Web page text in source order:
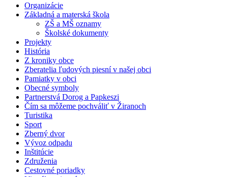
Organizácie
Základná a materská škola
ZŠ a MŠ oznamy
Školské dokumenty
Projekty
História
Z kroniky obce
Zberatelia ľudových piesní v našej obci
Pamiatky v obci
Obecné symboly
Partnerstvá Dorog a Papkeszi
Čím sa môžeme pochváliť v Žiranoch
Turistika
Sport
Zberný dvor
Vývoz odpadu
Inštitúcie
Združenia
Cestovné poriadky